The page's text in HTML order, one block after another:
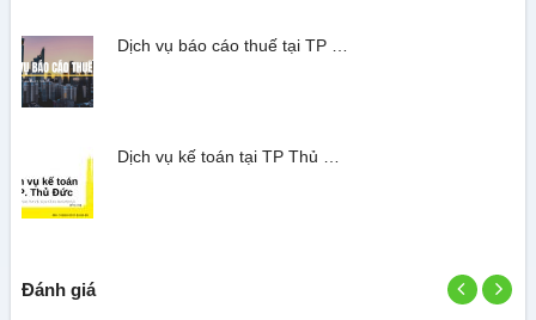
Dịch vụ báo cáo thuế tại TP …
Dịch vụ kế toán tại TP Thủ …
Đánh giá